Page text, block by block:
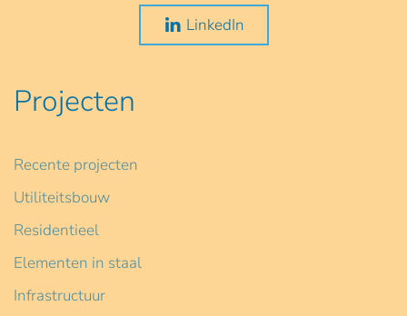
LinkedIn
Projecten
Recente projecten
Utiliteitsbouw
Residentieel
Elementen in staal
Infrastructuur